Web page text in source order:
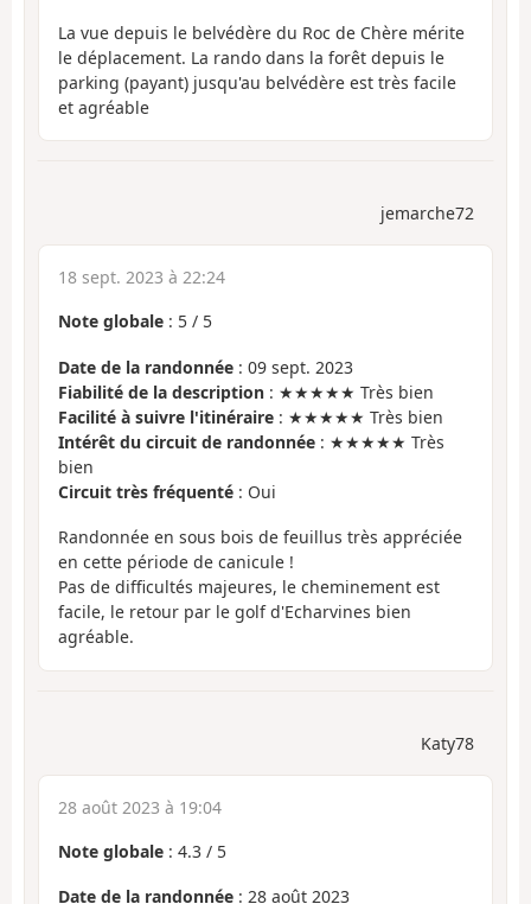
La vue depuis le belvédère du Roc de Chère mérite
le déplacement. La rando dans la forêt depuis le
parking (payant) jusqu'au belvédère est très facile
et agréable
jemarche72
18 sept. 2023 à 22:24
Note globale : 5 / 5
Date de la randonnée : 09 sept. 2023
Fiabilité de la description : ★★★★★ Très bien
Facilité à suivre l'itinéraire : ★★★★★ Très bien
Intérêt du circuit de randonnée : ★★★★★ Très
bien
Circuit très fréquenté : Oui
Randonnée en sous bois de feuillus très appréciée
en cette période de canicule !
Pas de difficultés majeures, le cheminement est
facile, le retour par le golf d'Echarvines bien
agréable.
Katy78
28 août 2023 à 19:04
Note globale : 4.3 / 5
Date de la randonnée : 28 août 2023